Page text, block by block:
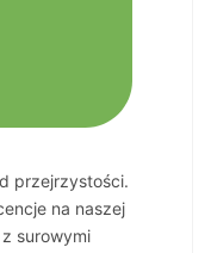
przejrzystości.
na naszej
surowymi